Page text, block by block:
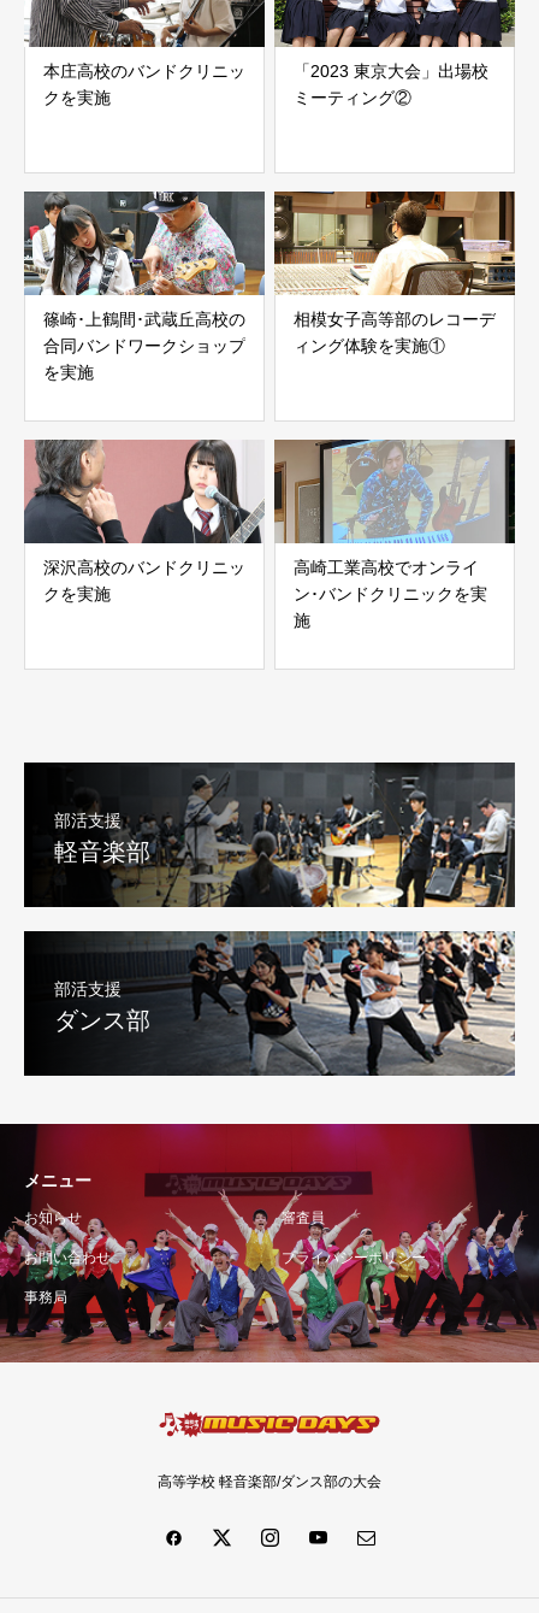
本庄高校のバンドクリニッ
クを実施
「2023 東京大会」出場校
ミーティング②
篠崎･上鶴間･武蔵丘高校の
合同バンドワークショップ
を実施
相模女子高等部のレコーデ
ィング体験を実施①
深沢高校のバンドクリニッ
クを実施
高崎工業高校でオンライ
ン･バンドクリニックを実
施
部活支援
軽音楽部
部活支援
ダンス部
メニュー
お知らせ 審査員
お問い合わせ プライバシーポリシー
事務局
高等学校 軽音楽部/ダンス部の大会